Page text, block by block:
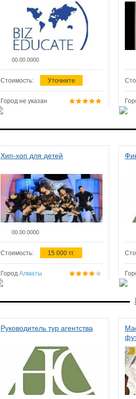
00.00.0000
Стоимость: Уточните
Город не указан
Хип-хоп для детей
00.00.0000
Стоимость: 15 000 тг.
Город Алматы
Руководитель тур агентства